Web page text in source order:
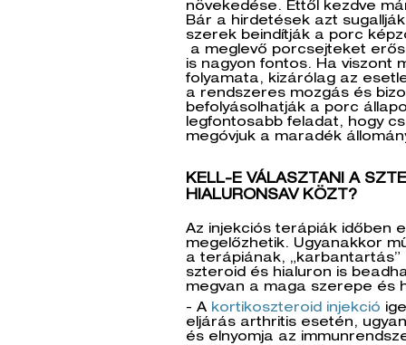
növekedése. Ettől kezdve
Bár a hirdetések azt
szerek beindítják a porc
a meglevő porcsejteket
is nagyon fontos. Ha viszont
folyamata, kizárólag az
a rendszeres mozgás és
befolyásolhatják a porc
legfontosabb feladat, hogy
megóvjuk a maradék
KELL-E VÁLASZTANI A
HIALURONSAV KÖZT?
Az injekciós terápiák időben
megelőzhetik. Ugyanakkor
a terápiának, „karbantartás”
szteroid és hialuron is
megvan a maga szerepe és
- A kortikoszteroid injekció
eljárás arthritis esetén,
és elnyomja az